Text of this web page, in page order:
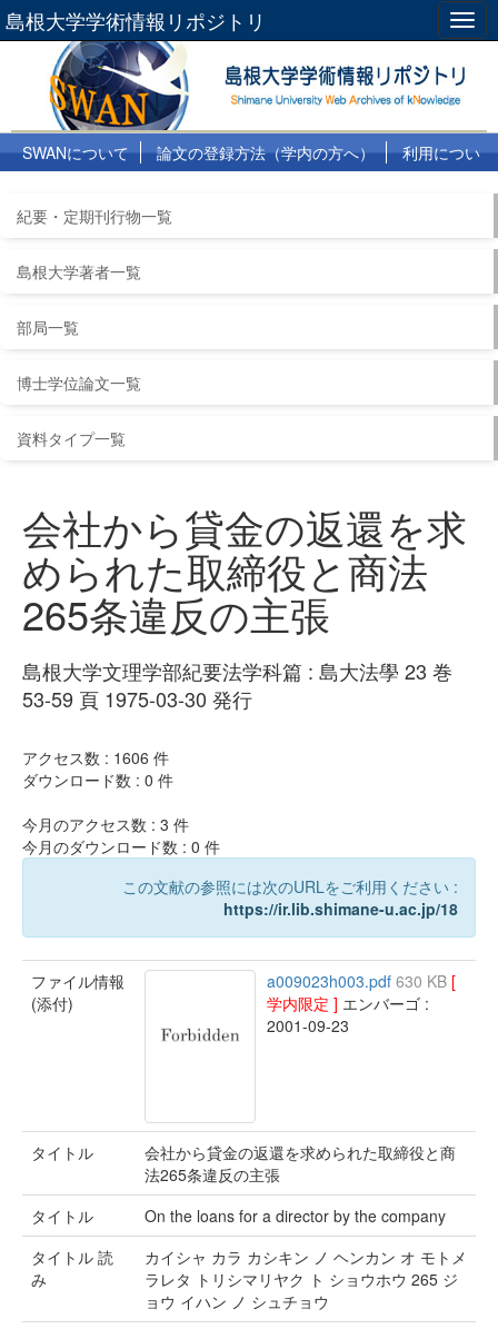
島根大学学術情報リポジトリ
SWANについて 論文の登録方法（学内の方へ）
利用につい
紀要・定期刊行物一覧
島根大学著者一覧
部局一覧
博士学位論文一覧
資料タイプ一覧
会社から貸金の返還を求
められた取締役と商法
265条違反の主張
島根大学文理学部紀要法学科篇 : 島大法學 23 巻
53-59 頁 1975-03-30 発行
アクセス数 : 1606 件
ダウンロード数 : 0 件
今月のアクセス数 : 3 件
今月のダウンロード数 : 0 件
この文献の参照には次のURLをご利用ください :
https://ir.lib.shimane-u.ac.jp/18
ファイル情報
(添付)
a009023h003.pdf 630 KB [
学内限定 ] エンバーゴ :
2001-09-23
タイトル
会社から貸金の返還を求められた取締役と商
法265条違反の主張
タイトル
On the loans for a director by the company
タイトル 読
み
カイシャ カラ カシキン ノ ヘンカン オ モトメ
ラレタ トリシマリヤク ト ショウホウ 265 ジ
ョウ イハン ノ シュチョウ